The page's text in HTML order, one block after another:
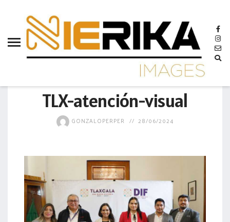
TLX-atención-visual
GONZALOPERPER 28/06/2024
aamtlax
abanderamiento
acervo
aclaración